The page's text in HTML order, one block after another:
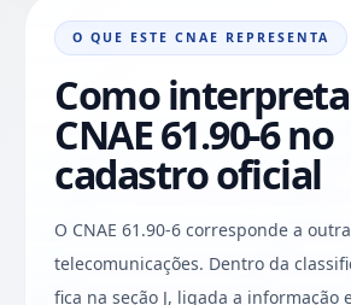
O QUE ESTE CNAE REPRESENTA
Como
CNAE 61.90-6 no
cadastro oficial
O CNAE 61.90-6 corresponde a
telecomunicações. Dentro da
fica na seção J, ligada a informação